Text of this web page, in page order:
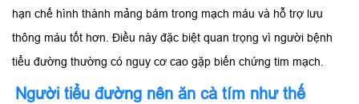
hạn chế hình thành mảng bám trong mạch máu và hỗ trợ lưu
thông máu tốt hơn. Điều này đặc biệt quan trọng vì người bệnh
tiểu đường thường có nguy cơ cao gặp biến chứng tim mạch.
Người tiểu đường nên ăn cà tím như thế